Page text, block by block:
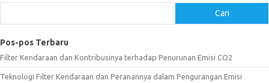
Cari
Pos-pos Terbaru
Filter Kendaraan dan Kontribusinya terhadap Penurunan Emisi CO2
Teknologi Filter Kendaraan dan Peranannya dalam Pengurangan Emisi